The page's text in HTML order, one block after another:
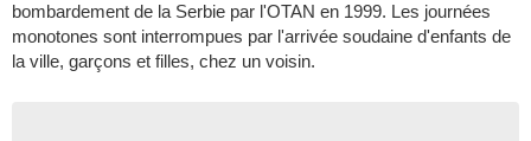
bombardement de la Serbie par l'OTAN en 1999. Les journées
monotones sont interrompues par l'arrivée soudaine d'enfants de
la ville, garçons et filles, chez un voisin.